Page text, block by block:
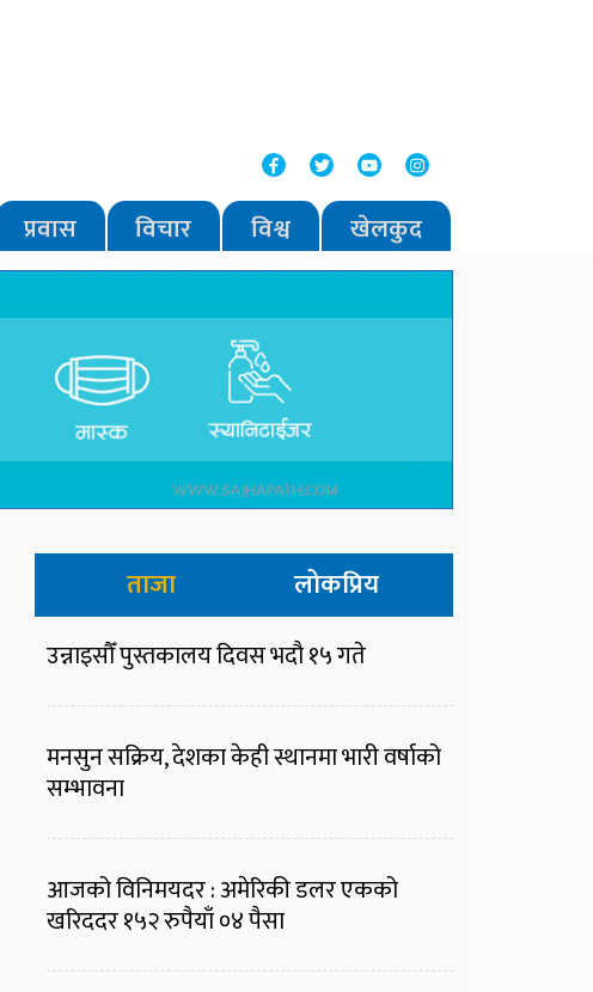
प्रवास विचार विश्व खेलकुद
ताजा लोकप्रिय
उन्नाइसौँ पुस्तकालय दिवस भदौ १५ गते
मनसुन सक्रिय, देशका केही स्थानमा भारी वर्षाको
सम्भावना
आजको विनिमयदर : अमेरिकी डलर एकको
खरिददर १५२ रुपैयाँ ०४ पैसा